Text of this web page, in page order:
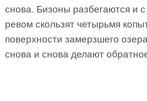
снова. Бизоны разбегаются и
ревом скользят четырьмя
поверхности замерзшего
снова и снова делают